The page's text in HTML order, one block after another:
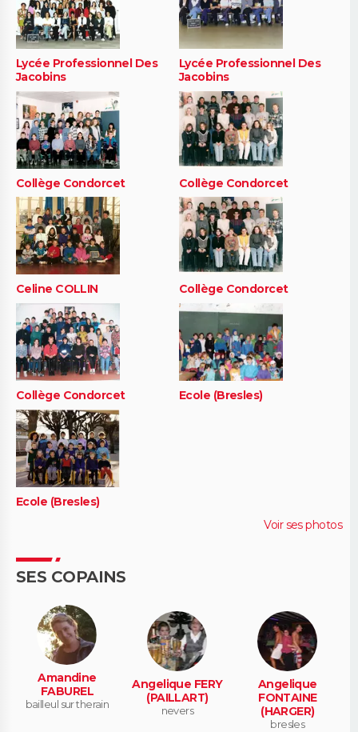
Lycée Professionnel Des
Jacobins
Lycée Professionnel Des
Jacobins
Collège Condorcet Collège Condorcet
Celine COLLIN Collège Condorcet
Collège Condorcet Ecole (Bresles)
Ecole (Bresles)
Voir ses photos
SES COPAINS
Amandine
FABUREL
bailleul sur therain
Angelique FERY
(PAILLART)
nevers
Angelique
FONTAINE
(HARGER)
bresles